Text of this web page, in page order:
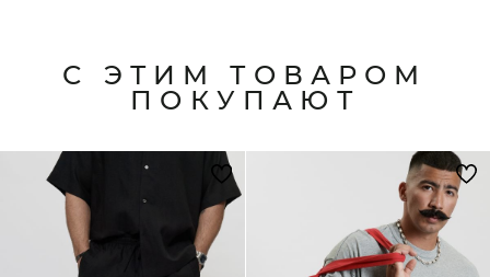
С ЭТИМ ТОВАРОМ
ПОКУПАЮТ